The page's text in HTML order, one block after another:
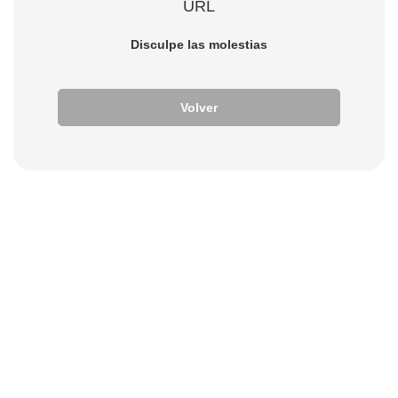
URL
Disculpe las molestias
Volver